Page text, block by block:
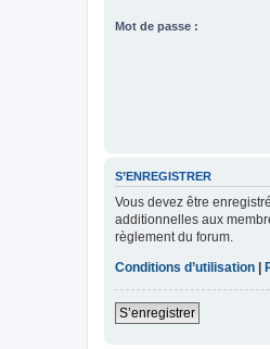
Mot de passe :
S’ENREGISTRER
Vous devez être
additionnelles aux
règlement du forum.
Conditions d’utilisation |
S’enregistrer